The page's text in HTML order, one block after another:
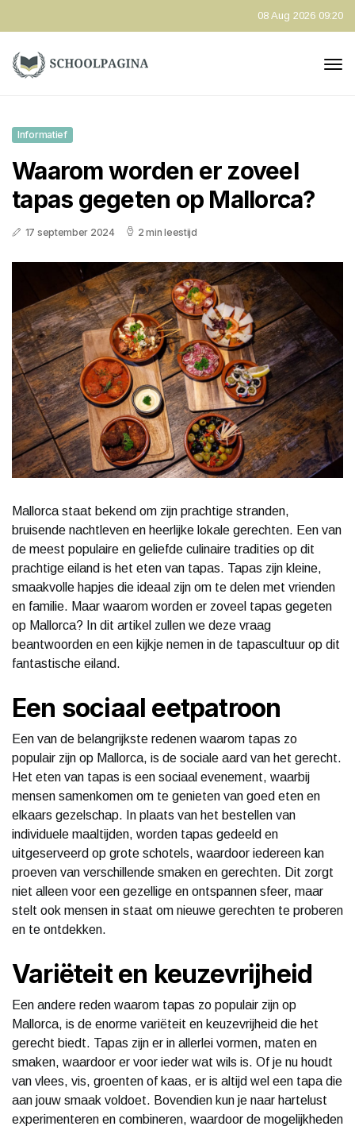
08 Aug 2026 09:20
Informatief
Waarom worden er zoveel
tapas gegeten op Mallorca?
17 september 2024 2 min leestijd
Mallorca staat bekend om zijn prachtige stranden,
bruisende nachtleven en heerlijke lokale gerechten. Een van
de meest populaire en geliefde culinaire tradities op dit
prachtige eiland is het eten van tapas. Tapas zijn kleine,
smaakvolle hapjes die ideaal zijn om te delen met vrienden
en familie. Maar waarom worden er zoveel tapas gegeten
op Mallorca? In dit artikel zullen we deze vraag
beantwoorden en een kijkje nemen in de tapascultuur op dit
fantastische eiland.
Een sociaal eetpatroon
Een van de belangrijkste redenen waarom tapas zo
populair zijn op Mallorca, is de sociale aard van het gerecht.
Het eten van tapas is een sociaal evenement, waarbij
mensen samenkomen om te genieten van goed eten en
elkaars gezelschap. In plaats van het bestellen van
individuele maaltijden, worden tapas gedeeld en
uitgeserveerd op grote schotels, waardoor iedereen kan
proeven van verschillende smaken en gerechten. Dit zorgt
niet alleen voor een gezellige en ontspannen sfeer, maar
stelt ook mensen in staat om nieuwe gerechten te proberen
en te ontdekken.
Variëteit en keuzevrijheid
Een andere reden waarom tapas zo populair zijn op
Mallorca, is de enorme variëteit en keuzevrijheid die het
gerecht biedt. Tapas zijn er in allerlei vormen, maten en
smaken, waardoor er voor ieder wat wils is. Of je nu houdt
van vlees, vis, groenten of kaas, er is altijd wel een tapa die
aan jouw smaak voldoet. Bovendien kun je naar hartelust
experimenteren en combineren, waardoor de mogelijkheden